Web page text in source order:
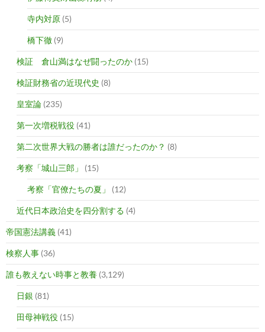
寺内対原 (5)
橋下徹 (9)
検証 倉山満はなぜ闘ったのか (15)
検証財務省の近現代史 (8)
皇室論 (235)
第一次増税戦役 (41)
第二次世界大戦の勝者は誰だったのか？ (8)
考察「城山三郎」 (15)
考察「官僚たちの夏」 (12)
近代日本政治史を四分割する (4)
帝国憲法講義 (41)
検察人事 (36)
誰も教えない時事と教養 (3,129)
日銀 (81)
田母神戦役 (15)